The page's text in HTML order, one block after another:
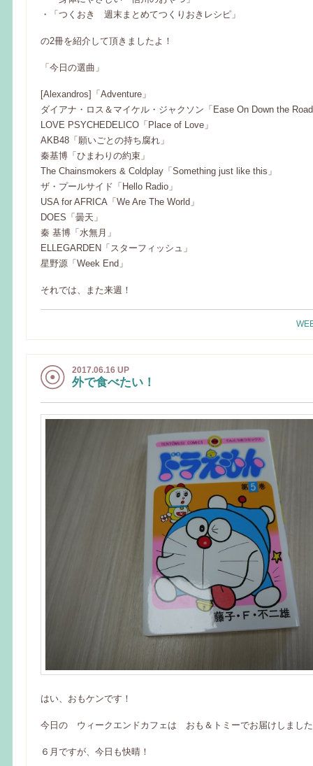
・「つくおき 週末まとめてつくりおきレシピ」
の2冊を紹介して頂きましたよ！
「今日の選曲」
[Alexandros]「Adventure」
ダイアナ・ロス＆マイケル・ジャクソン「Ease On Down the
LOVE PSYCHEDELICO「Place of Love」
AKB48「願いごとの持ち腐れ」
秦基博「ひまわりの約束」
The Chainsmokers & Coldplay「Something just like this」
ザ・プールサイド「Hello Radio」
USA for AFRICA「We Are The World」
DOES「曇天」
秦 基博「水無月」
ELLEGARDEN「スターフィッシュ」
星野源「Week End」
それでは、また来週！
2017.06.16 UP
外で食べたい！
はい、おもケンです！
今日の ウィークエンドカフェは おも＆トミーでお届けしまし
６月ですが、今日も快晴！